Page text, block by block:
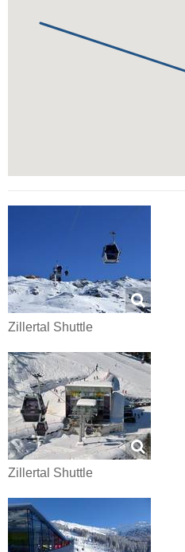
Zillertal Shuttle
Zillertal Shuttle